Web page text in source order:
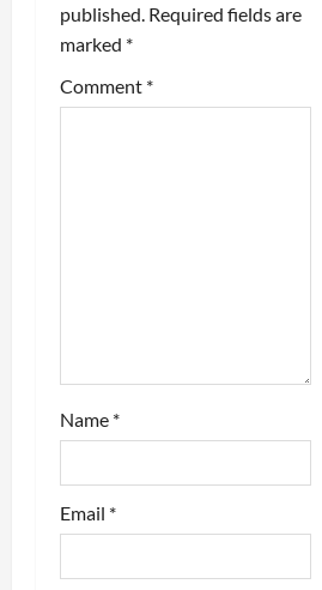
g
a
published. Required fields are
marked *
Comment *
Name *
Email *